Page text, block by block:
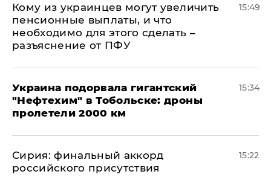
Кому из украинцев могут увеличить
пенсионные выплаты, и что
необходимо для этого сделать –
разъяснение от ПФУ
15:49
Украина подорвала гигантский
"Нефтехим" в Тобольске: дроны
пролетели 2000 км
15:34
​Сирия: финальный аккорд
российского присутствия
15:22